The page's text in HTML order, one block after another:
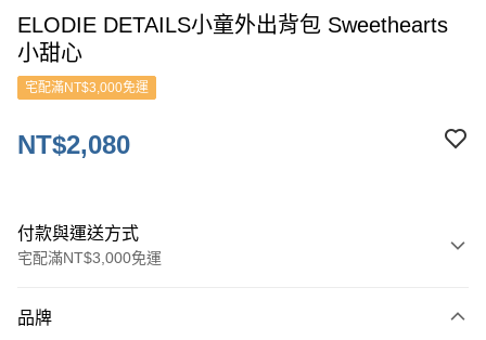
ELODIE DETAILS小童外出背包 Sweethearts
小甜心
宅配滿NT$3,000免運
NT$2,080
付款與運送方式
宅配滿NT$3,000免運
信用卡一次付款
品牌